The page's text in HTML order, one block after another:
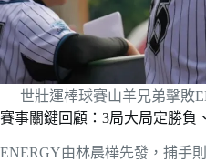
世壯運棒球賽山羊兄弟擊敗
賽事關鍵回顧：3局大局定勝負
ENERGY由林晨樺先發，捕手